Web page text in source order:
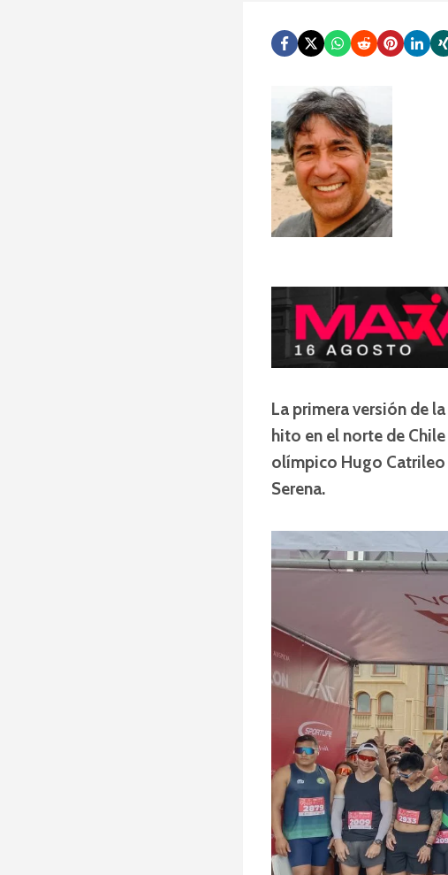
La primera versión de
hito en el norte de
olímpico Hugo Catrileo
Serena.